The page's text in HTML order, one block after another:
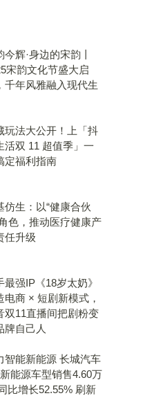
今辉·身边的宋韵丨
宋韵文化节盛大启
千年风雅融入现代生
玩法大公开！上「抖
活双 11 超值季」一
定福利指南
仿生：以“健康合伙
色，推动医疗健康产
任升级
最强IP《18岁太奶》
电商 × 短剧新模式，
双11直播间把剧粉变
牌自己人
智能新能源 长城汽车
能源车型销售4.60万
比增长52.55% 刷新